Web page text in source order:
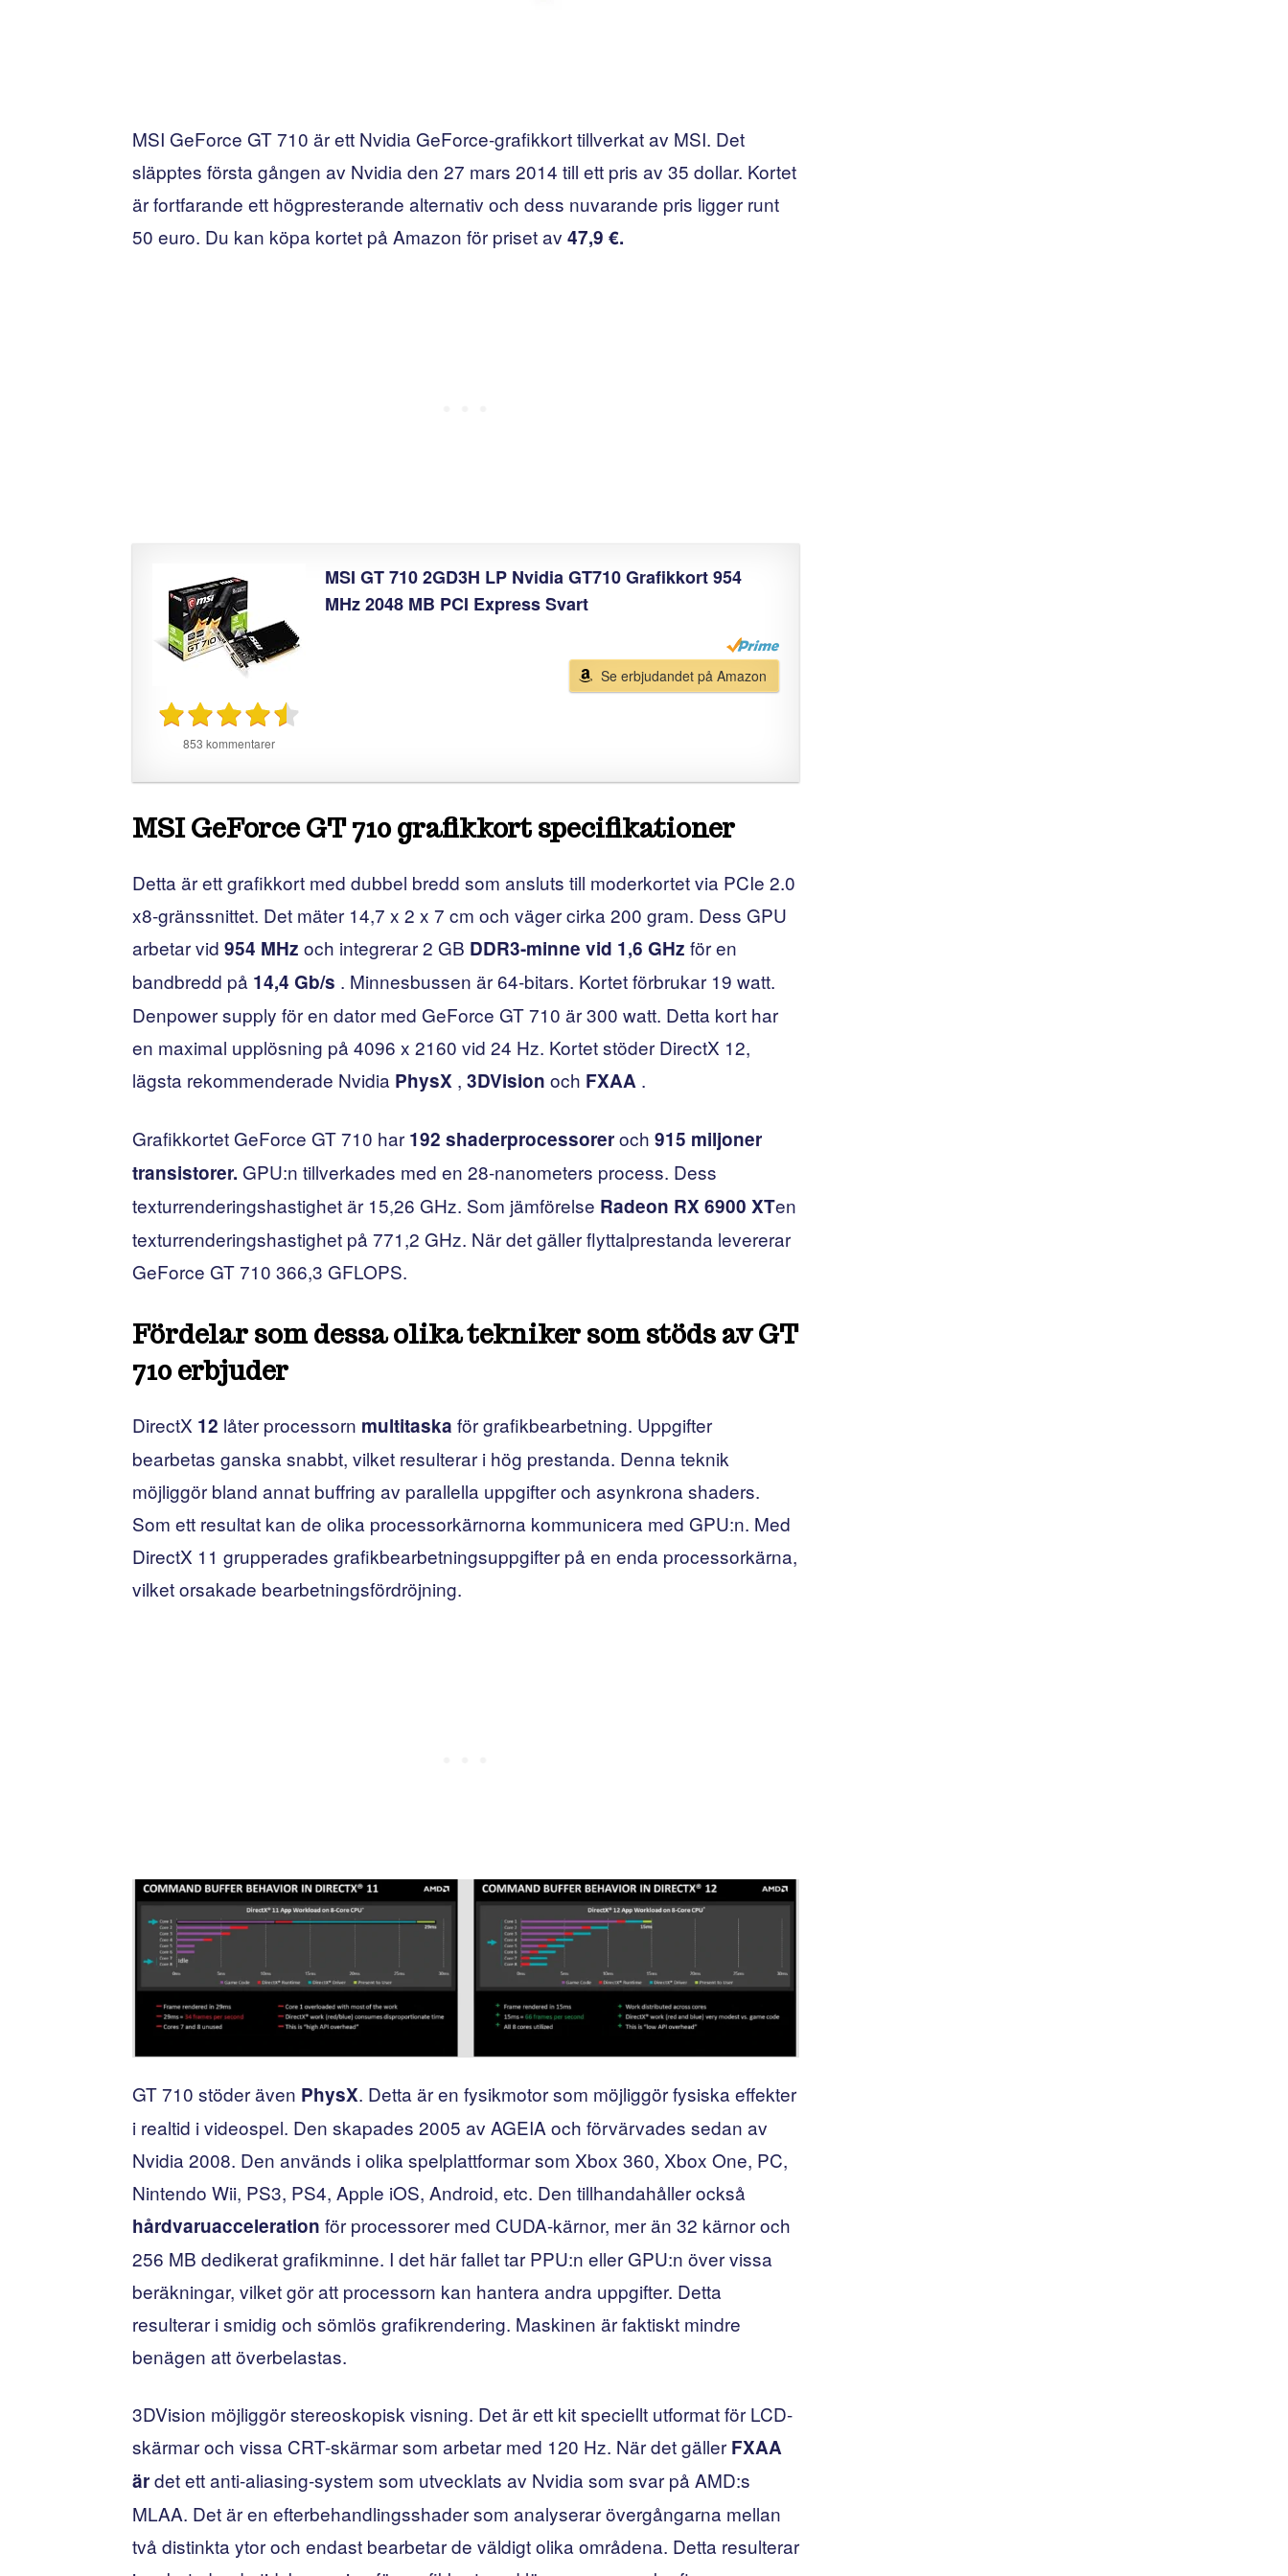
MSI GeForce GT 710 är ett Nvidia GeForce-grafikkort tillverkat av MSI. Det
släpptes första gången av Nvidia den 27 mars 2014 till ett pris av 35 dollar. Kortet
är fortfarande ett högpresterande alternativ och dess nuvarande pris ligger runt
50 euro. Du kan köpa kortet på Amazon för priset av 47,9 €.
853 kommentarer
MSI GT 710 2GD3H LP Nvidia GT710 Grafikkort 954
MHz 2048 MB PCI Express Svart
Se erbjudandet på Amazon
MSI GeForce GT 710 grafikkort specifikationer
Detta är ett grafikkort med dubbel bredd som ansluts till moderkortet via PCIe 2.0
x8-gränssnittet. Det mäter 14,7 x 2 x 7 cm och väger cirka 200 gram. Dess GPU
arbetar vid 954 MHz och integrerar 2 GB DDR3-minne vid 1,6 GHz för en
bandbredd på 14,4 Gb/s . Minnesbussen är 64-bitars. Kortet förbrukar 19 watt.
Denpower supply för en dator med GeForce GT 710 är 300 watt. Detta kort har
en maximal upplösning på 4096 x 2160 vid 24 Hz. Kortet stöder DirectX 12,
lägsta rekommenderade Nvidia PhysX , 3DVision och FXAA .
Grafikkortet GeForce GT 710 har 192 shaderprocessoreroch 915 miljoner
transistorer. GPU:n tillverkades med en 28-nanometers process. Dess
texturrenderingshastighet är 15,26 GHz. Som jämförelse Radeon RX 6900 XTen
texturrenderingshastighet på 771,2 GHz. När det gäller flyttalprestanda levererar
GeForce GT 710 366,3 GFLOPS.
Fördelar som dessa olika tekniker som stöds av GT
710 erbjuder
DirectX 12 låter processorn multitaska för grafikbearbetning. Uppgifter
bearbetas ganska snabbt, vilket resulterar i hög prestanda. Denna teknik
möjliggör bland annat buffring av parallella uppgifter och asynkrona shaders.
Som ett resultat kan de olika processorkärnorna kommunicera med GPU:n. Med
DirectX 11 grupperades grafikbearbetningsuppgifter på en enda processorkärna,
vilket orsakade bearbetningsfördröjning.
GT 710 stöder även PhysX. Detta är en fysikmotor som möjliggör fysiska effekter
i realtid i videospel. Den skapades 2005 av AGEIA och förvärvades sedan av
Nvidia 2008. Den används i olika spelplattformar som Xbox 360, Xbox One, PC,
Nintendo Wii, PS3, PS4, Apple iOS, Android, etc. Den tillhandahåller också
hårdvaruacceleration för processorer med CUDA-kärnor, mer än 32 kärnor och
256 MB dedikerat grafikminne. I det här fallet tar PPU:n eller GPU:n över vissa
beräkningar, vilket gör att processorn kan hantera andra uppgifter. Detta
resulterar i smidig och sömlös grafikrendering. Maskinen är faktiskt mindre
benägen att överbelastas.
3DVision möjliggör stereoskopisk visning. Det är ett kit speciellt utformat för LCD-
skärmar och vissa CRT-skärmar som arbetar med 120 Hz. När det gäller FXAA
ärdet ett anti-aliasing-system som utvecklats av Nvidia som svar på AMD:s
MLAA. Det är en efterbehandlingsshader som analyserar övergångarna mellan
två distinkta ytor och endast bearbetar de väldigt olika områdena. Detta resulterar